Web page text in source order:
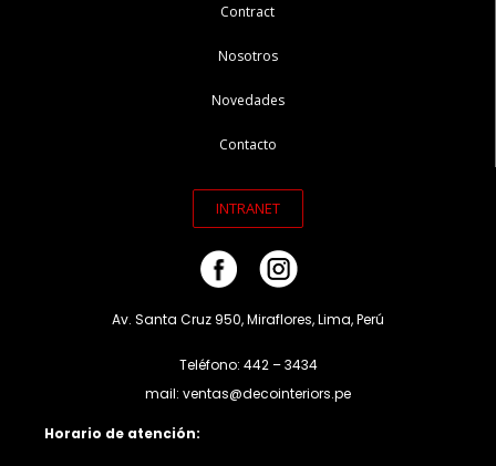
Contract
Nosotros
Novedades
Contacto
INTRANET
Av. Santa Cruz 950, Miraflores, Lima, Perú
Teléfono: 442 – 3434
mail: ventas@decointeriors.pe
Horario de atención: